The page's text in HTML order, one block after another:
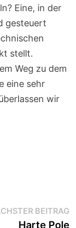
Eine, in der
gesteuert
stellt.
Weg zu dem
eine sehr
wir
BEITRAG
Harte Pole